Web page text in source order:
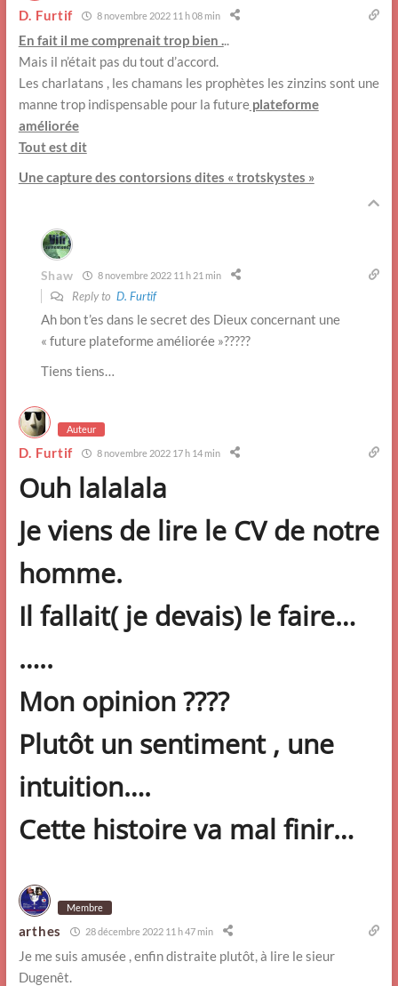
D. Furtif 8 novembre 2022 11 h 08 min
En fait il me comprenait trop bien ...
Mais il n’était pas du tout d’accord.
Les charlatans , les chamans les prophètes les zinzins sont une
manne trop indispensable pour la futureplateforme
améliorée
Tout est dit
Une capture des contorsions dites « trotskystes »
Shaw 8 novembre 2022 11 h 21 min
Reply to D. Furtif
Ah bon t’es dans le secret des Dieux concernant une
« future plateforme améliorée »?????
Tiens tiens…
Auteur
D. Furtif 8 novembre 2022 17 h 14 min
Ouh lalalala
Je viens de lire le CV de notre
homme.
Il fallait( je devais) le faire…
…..
Mon opinion ????
Plutôt un sentiment , une
intuition….
Cette histoire va mal finir…
Membre
arthes 28 décembre 2022 11 h 47 min
Je me suis amusée , enfin distraite plutôt, à lire le sieur
Dugenêt.